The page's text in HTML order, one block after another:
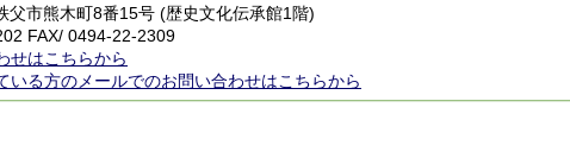
父市熊木町8番15号 (歴史文化伝承館1階)
FAX/ 0494-22-2309
せはこちらから
いる方のメールでのお問い合わせはこちらから